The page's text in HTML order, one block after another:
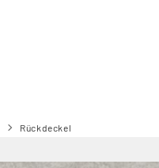
Rückdeckel